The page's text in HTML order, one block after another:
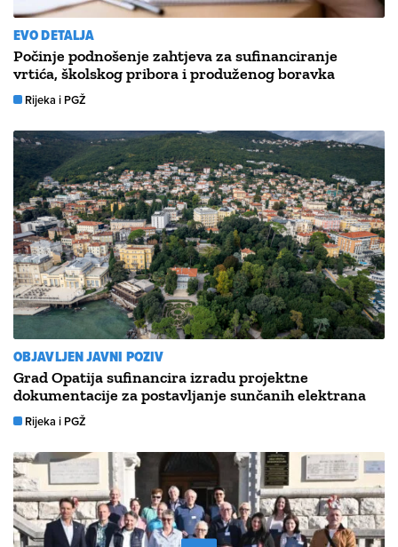
EVO DETALJA
Počinje podnošenje zahtjeva za sufinanciranje
vrtića, školskog pribora i produženog boravka
Rijeka i PGŽ
OBJAVLJEN JAVNI POZIV
Grad Opatija sufinancira izradu projektne
dokumentacije za postavljanje sunčanih elektrana
Rijeka i PGŽ